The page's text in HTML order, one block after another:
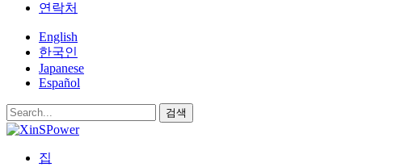
연락처
English
한국인
Japanese
Español
검색
집